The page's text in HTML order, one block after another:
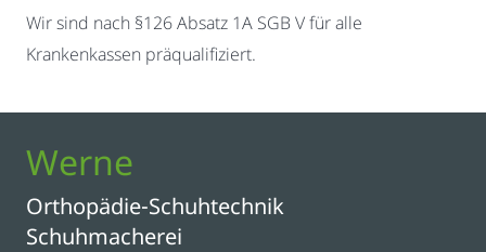
Wir sind nach §126 Absatz 1A SGB V für alle
Krankenkassen präqualifiziert.
Werne
Orthopädie-Schuhtechnik
Schuhmacherei